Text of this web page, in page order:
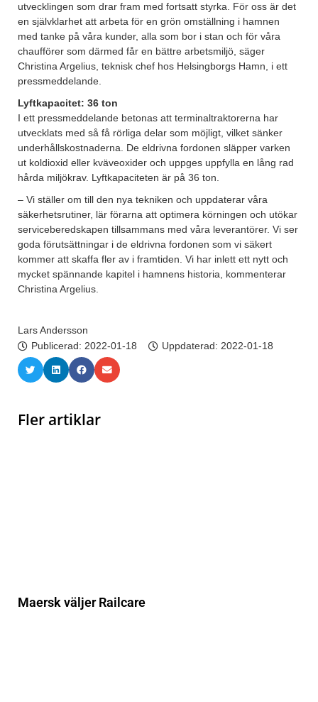
utvecklingen som drar fram med fortsatt styrka. För oss är det
en självklarhet att arbeta för en grön omställning i hamnen
med tanke på våra kunder, alla som bor i stan och för våra
chaufförer som därmed får en bättre arbetsmiljö, säger
Christina Argelius, teknisk chef hos Helsingborgs Hamn, i ett
pressmeddelande.
Lyftkapacitet: 36 ton
I ett pressmeddelande betonas att terminaltraktorerna har
utvecklats med så få rörliga delar som möjligt, vilket sänker
underhållskostnaderna. De eldrivna fordonen släpper varken
ut koldioxid eller kväveoxider och uppges uppfylla en lång rad
hårda miljökrav. Lyftkapaciteten är på 36 ton.
– Vi ställer om till den nya tekniken och uppdaterar våra
säkerhetsrutiner, lär förarna att optimera körningen och utökar
serviceberedskapen tillsammans med våra leverantörer. Vi ser
goda förutsättningar i de eldrivna fordonen som vi säkert
kommer att skaffa fler av i framtiden. Vi har inlett ett nytt och
mycket spännande kapitel i hamnens historia, kommenterar
Christina Argelius.
Lars Andersson
Publicerad: 2022-01-18 Uppdaterad: 2022-01-18
Fler artiklar
Maersk väljer Railcare